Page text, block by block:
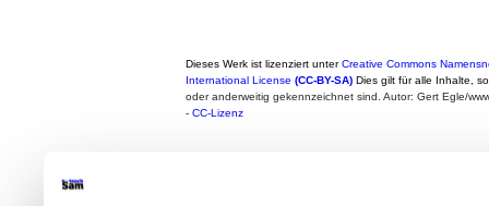
Dieses Werk ist lizenziert unterCreative Commons
International License (CC-BY-SA) Dies gilt für alle Inhalte,
oder anderweitig gekennzeichnet sind. Autor: Gert Egle/
- CC-Lizenz